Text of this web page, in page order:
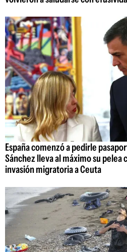
España comenzó a pedirle
Sánchez lleva al máximo su pelea
invasión migratoria a Ceuta